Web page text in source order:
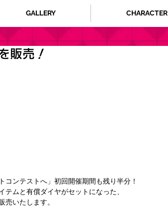
GALLERY CHARACTER
販売！
ンテストへ」初回開催期間も残り半分！
ムと有償ダイヤがセットになった、
売いたします。